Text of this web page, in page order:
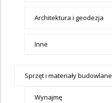
Architektura i geodezja
Inne
Sprzęt i materiały budowlane
Wynajmę